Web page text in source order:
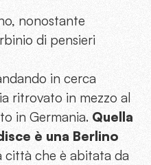
nonostante
di pensieri
in cerca
ritrovato in mezzo al
in Germania. Quella
è una Berlino
città che è abitata da